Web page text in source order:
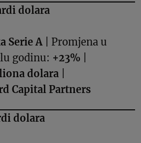
dolara
Serie A| Promjena u
godinu: +23%
dolara
Capital Partners
dolara